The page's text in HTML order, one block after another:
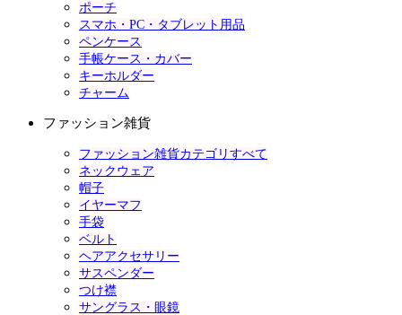
ポーチ
スマホ・PC・タブレット用品
ペンケース
手帳ケース・カバー
キーホルダー
チャーム
ファッション雑貨
ファッション雑貨カテゴリすべて
ネックウェア
帽子
イヤーマフ
手袋
ベルト
ヘアアクセサリー
サスペンダー
つけ襟
サングラス・眼鏡